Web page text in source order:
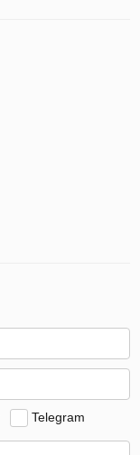
Telegram